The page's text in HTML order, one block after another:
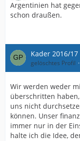
Argentinien hat
schon draußen.
Kader 2016/17
gelöschtes Profil
Wir werden weder
überschritten
uns nicht
können. Unser
immer nur in der
halte ich die Idee,